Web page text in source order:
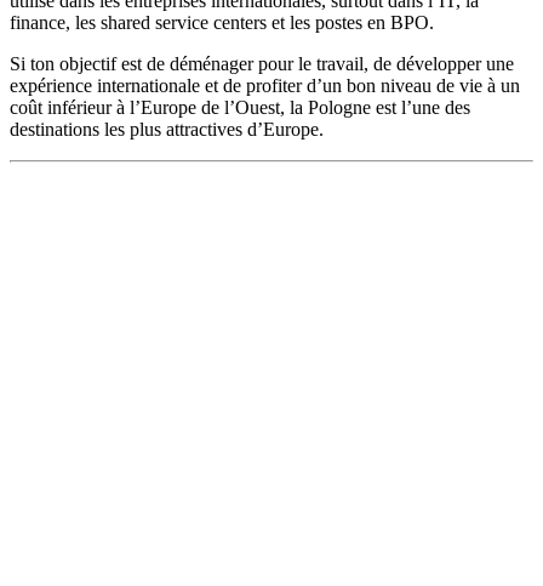
finance, les shared service centers et les postes en BPO.
Si ton objectif est de déménager pour le travail, de développer une
expérience internationale et de profiter d’un bon niveau de vie à un
coût inférieur à l’Europe de l’Ouest, la Pologne est l’une des
destinations les plus attractives d’Europe.